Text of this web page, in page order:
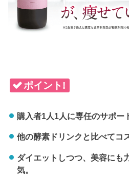
ポイント!
購入者1人1人に専任のサポー
他の酵素ドリンクと比べてコ
ダイエットしつつ、美容にも
気。